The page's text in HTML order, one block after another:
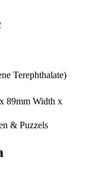
Terephthalate)
89mm Width x
& Puzzels